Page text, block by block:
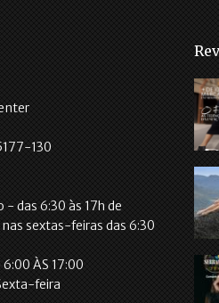
130
das 6:30 às 17h de
sextas-feiras das 6:30
ÀS 17:00
feira